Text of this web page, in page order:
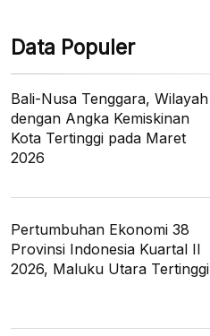
Data Populer
Bali-Nusa Tenggara, Wilayah
dengan Angka Kemiskinan
Kota Tertinggi pada Maret
2026
Pertumbuhan Ekonomi 38
Provinsi Indonesia Kuartal II
2026, Maluku Utara Tertinggi